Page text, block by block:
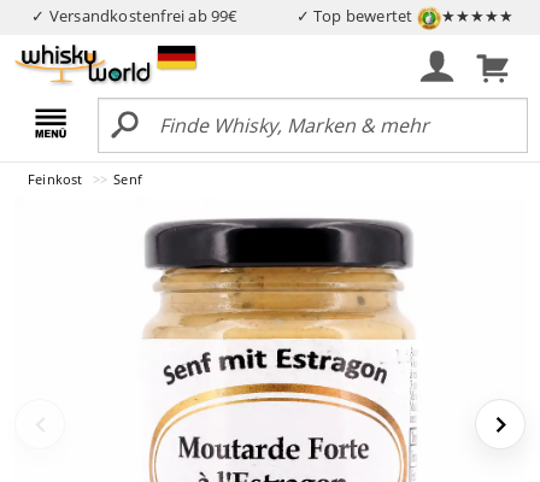
✓ Versandkostenfrei ab 99€ ✓ Top bewertet ★★★★★
Feinkost Senf